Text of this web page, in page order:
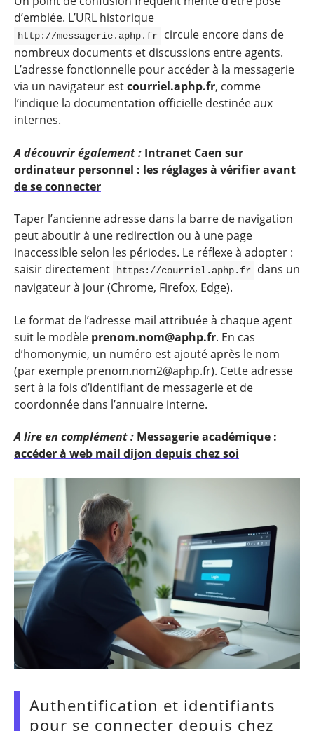
d’emblée. L’URL historique
http://messagerie.aphp.fr
circule encore dans de
nombreux documents et discussions entre agents.
L’adresse fonctionnelle pour accéder à la messagerie
via un navigateur estcourriel.aphp.fr, comme
l’indique la documentation officielle destinée aux
internes.
A découvrir également : Intranet Caen sur
ordinateur personnel : les réglages à vérifier avant
de se connecter
Taper l’ancienne adresse dans la barre de navigation
peut aboutir à une redirection ou à une page
inaccessible selon les périodes. Le réflexe à adopter :
saisir directement
https://courriel.aphp.fr
dans un
navigateur à jour (Chrome, Firefox, Edge).
Le format de l’adresse mail attribuée à chaque agent
suit le modèle prenom.nom@aphp.fr. En cas
d’homonymie, un numéro est ajouté après le nom
(par exemple prenom.nom2@aphp.fr). Cette adresse
sert à la fois d’identifiant de messagerie et de
coordonnée dans l’annuaire interne.
A lire en complément : Messagerie académique :
accéder à web mail dijon depuis chez soi
Authentification et identifiants
pour se connecter depuis chez